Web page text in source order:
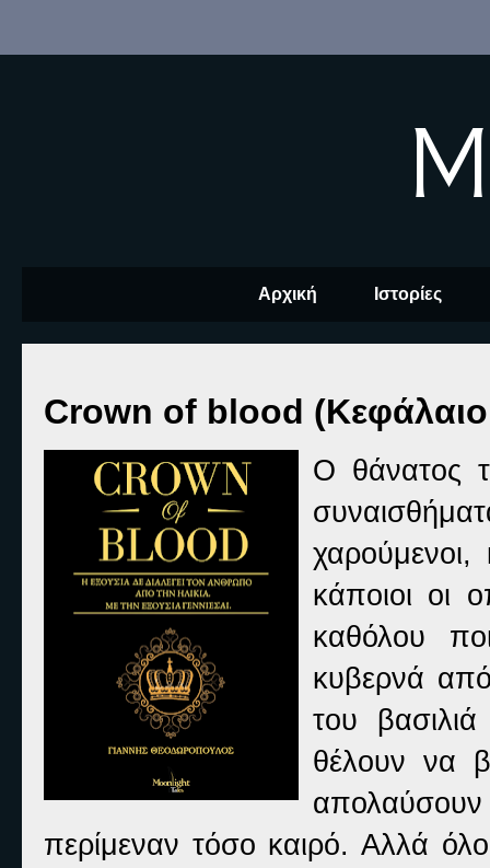
Αρχική Ιστορίες
Crown of blood
Ο θάνατος
κάποιοι οι
καθόλου
κυβερνά
του βασιλιά
θέλουν να
περίμεναν τόσο καιρό. Αλλά